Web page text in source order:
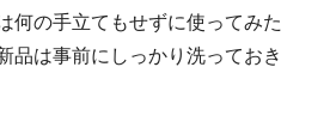
何の手立てもせずに使ってみた
品は事前にしっかり洗っておき